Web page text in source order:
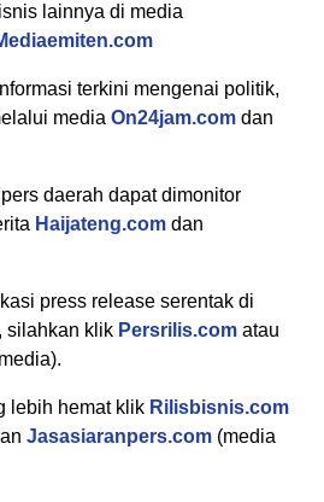
lainnya di media
terkini mengenai politik,
media On24jam.com dan
daerah dapat dimonitor
Haijateng.com dan
press release serentak di
silahkan klik Persrilis.com atau
lebih hemat klik Rilisbisnis.com
Jasasiaranpers.com (media